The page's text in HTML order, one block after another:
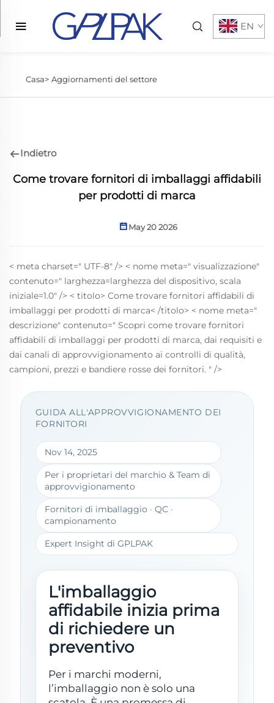
EN
Casa> Aggiornamenti del settore
Indietro
Come trovare fornitori di imballaggi affidabili
per prodotti di marca
May 20 2026
< meta charset=" UTF-8" /> < nome meta=" visualizzazione"
contenuto=" larghezza=larghezza del dispositivo, scala
iniziale=1.0" /> < titolo> Come trovare fornitori affidabili di
imballaggi per prodotti di marca< /titolo> < nome meta="
descrizione" contenuto=" Scopri come trovare fornitori
affidabili di imballaggi per prodotti di marca, dai requisiti e
dai canali di approvvigionamento ai controlli di qualità,
campioni, prezzi e bandiere rosse dei fornitori. " />
GUIDA ALL'APPROVVIGIONAMENTO DEI
FORNITORI
Nov 14, 2025
Per i proprietari del marchio & Team di
approvvigionamento
Fornitori di imballaggio · QC ·
campionamento
Expert Insight di GPLPAK
L'imballaggio
affidabile inizia prima
di richiedere un
preventivo
Per i marchi moderni,
l’imballaggio non è solo una